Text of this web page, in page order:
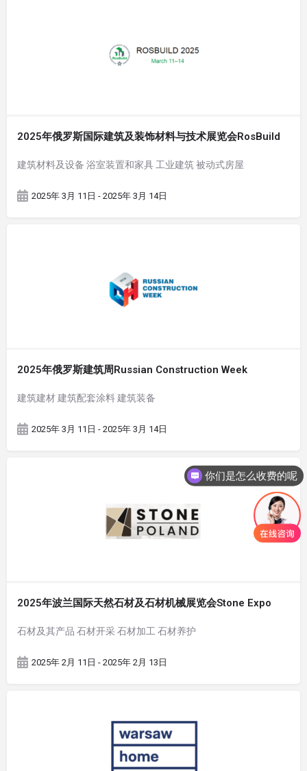
2025年俄罗斯国际建筑及装饰材料与技术展览会RosBuild
建筑材料及设备 浴室装置和家具 工业建筑 被动式房屋
2025年 3月 11日 - 2025年 3月 14日
2025年俄罗斯建筑周Russian Construction Week
建筑建材 建筑配套涂料 建筑装备
2025年 3月 11日 - 2025年 3月 14日
2025年波兰国际天然石材及石材机械展览会Stone Expo
石材及其产品 石材开采 石材加工 石材养护
2025年 2月 11日 - 2025年 2月 13日
你们是怎么收费的呢